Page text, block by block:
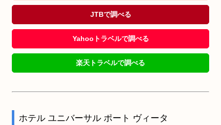
JTBで調べる
Yahooトラベルで調べる
楽天トラベルで調べる
ホテル ユニバーサル ポート ヴィータ